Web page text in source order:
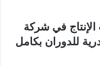
في شركة
للدوران بكامل